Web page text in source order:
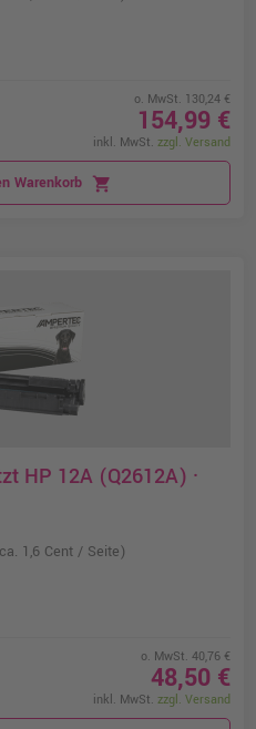
o. MwSt. 130,24 €
154,99 €
inkl. MwSt. zzgl. Versand
Warenkorb shopping_cart
HP 12A (Q2612A) ·
1,6 Cent / Seite)
o. MwSt. 40,76 €
48,50 €
inkl. MwSt. zzgl. Versand